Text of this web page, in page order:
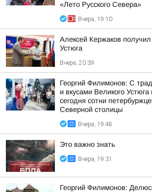
«Лето Русского Севера»
Вчера, 19:10
Алексей Кержаков
Устюга
Вчера, 20:39
Георгий Филимонов: С
и вкусами Великого
сегодня сотни
Северной столицы
Вчера, 19:48
Это важно знать
Вчера, 19:31
Георгий Филимонов: